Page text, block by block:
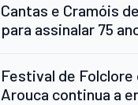
Cantas e Cramóis
para assinalar 75
Festival de Folclore
Arouca continua a